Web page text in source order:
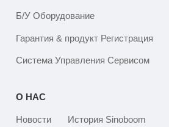
Б/У Оборудование
Гарантия & продукт Регистрация
Система Управления Сервисом
О НАС
Новости История Sinoboom